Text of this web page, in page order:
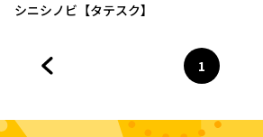
シニシノビ【タテスク】
ページ
1
へ